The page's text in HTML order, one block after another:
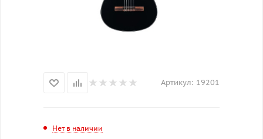
Артикул: 19201
Нет в наличии